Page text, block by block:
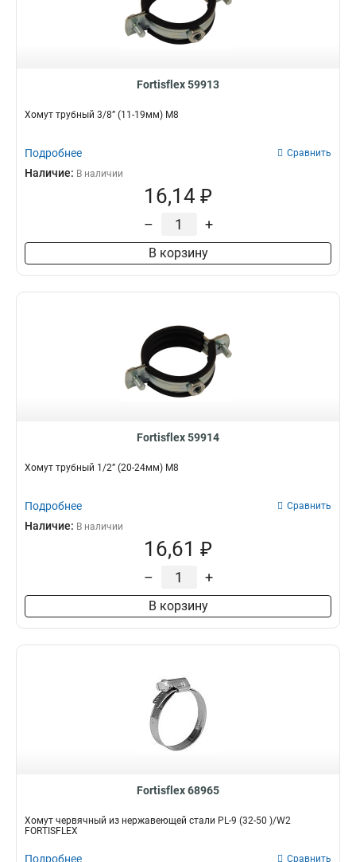
Fortisflex 59913
Хомут трубный 3/8” (11-19мм) М8
Подробнее Сравнить
Наличие: В наличии
16,14 ₽
– +
В корзину
Fortisflex 59914
Хомут трубный 1/2” (20-24мм) М8
Подробнее Сравнить
Наличие: В наличии
16,61 ₽
– +
В корзину
Fortisflex 68965
Хомут червячный из нержавеющей стали PL-9 (32-50 )/W2
FORTISFLEX
Подробнее Сравнить